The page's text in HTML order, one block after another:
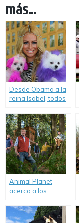
más...
Desde Obama a la
reina Isabel, todos
mascotas por
Animal Planet.
Animal Planet
acerca a los
más alto de la
naturaleza en la